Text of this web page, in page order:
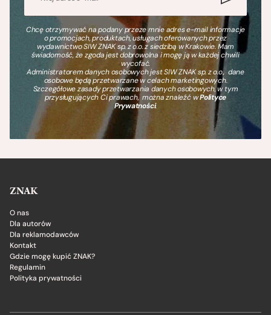
Chcę otrzymywać na podany przeze mnie adres e-mail informacje
o promocjach, produktach, usługach oferowanych przez
wydawnictwo SIW ZNAK sp. z o.o. z siedzibą w Krakowie. Mam
świadomość, że zgoda jest dobrowolna i mogę ją w każdej chwili
wycofać.
Administratorem danych osobowych jest SIW ZNAK sp. z o.o., dane
osobowe będą przetwarzane w celach marketingowych.
Szczegółowe zasady przetwarzania danych osobowych, w tym
przysługujących Ci prawach, można znaleźć wPolityce
Prywatności.
ZNAK
O nas
Dla autorów
Dla reklamodawców
Kontakt
Gdzie mogę kupić ZNAK?
Regulamin
Polityka prywatności